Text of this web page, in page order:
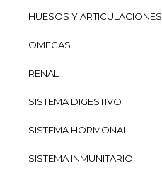
HUESOS Y ARTICULACIONES
OMEGAS
RENAL
SISTEMA DIGESTIVO
SISTEMA HORMONAL
SISTEMA INMUNITARIO